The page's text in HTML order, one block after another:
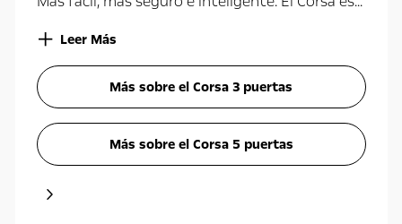
Leer Más
Más sobre el Corsa 3 puertas
Más sobre el Corsa 5 puertas